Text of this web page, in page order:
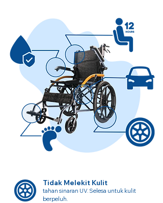
Tidak Melekit Kulit
tahan sinaran UV. Selesa untuk kulit
berpeluh.